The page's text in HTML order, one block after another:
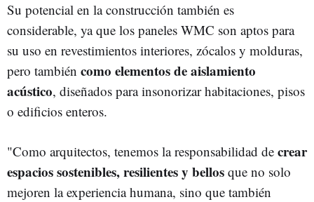
Su potencial en la construcción también es
considerable, ya que los paneles WMC son aptos para
su uso en revestimientos interiores, zócalos y molduras,
pero también como elementos de aislamiento
acústico, diseñados para insonorizar habitaciones, pisos
o edificios enteros.
"Como arquitectos, tenemos la responsabilidad de crear
espacios sostenibles, resilientes y bellos que no solo
mejoren la experiencia humana, sino que también